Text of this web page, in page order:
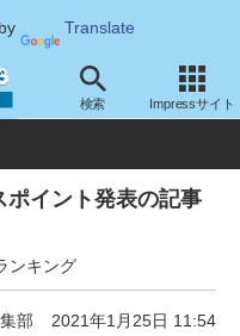
Translate
検索 Impressサイト
イント発表の記事
ンキング
部 2021年1月25日 11:54